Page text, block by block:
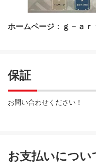
ホームページ：ｇ－ａｒ
保証
お問い合わせください！
お支払いについ